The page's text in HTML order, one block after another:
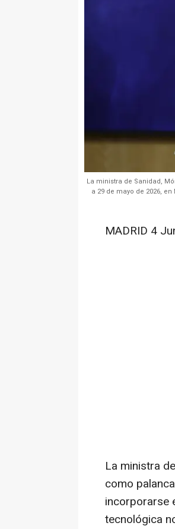
La ministra de Sanidad,
a 29 de mayo de 2026,
MADRID 4
La ministra
como
incorporarse
tecnológica